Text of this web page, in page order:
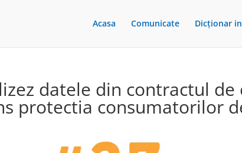
Acasa Comunicate Dicționar
datele din contractul de
protectia consumatorilor